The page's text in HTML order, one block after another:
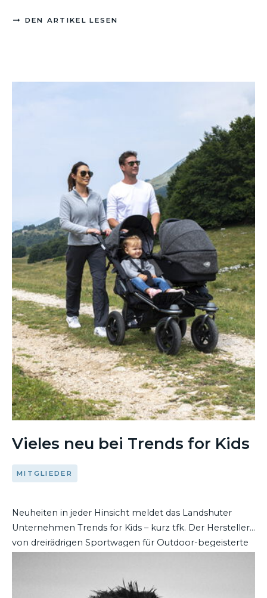
„Unternehmen mit Haltung“ von Natascha Sagorski.
DEN ARTIKEL LESEN
Vieles neu bei Trends for Kids
MITGLIEDER
Neuheiten in jeder Hinsicht meldet das Landshuter
Unternehmen Trends for Kids – kurz tfk. Der Hersteller
von dreirädrigen Sportwagen für Outdoor-begeisterte
Sortiment auf den Markt.